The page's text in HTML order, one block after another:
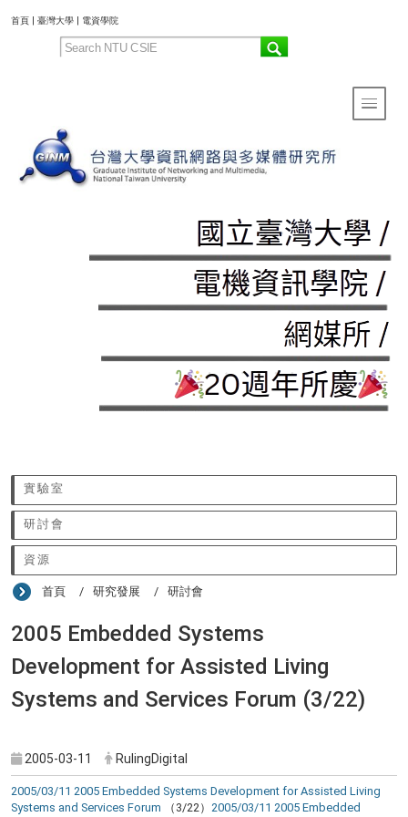
首頁 | 臺灣大學 | 電資學院
實驗室
研討會
資源
首頁 研究發展 研討會
2005 Embedded Systems
Development for Assisted Living
Systems and Services Forum (3/22)
2005-03-11 RulingDigital
2005/03/11 2005 Embedded Systems Development for Assisted Living
Systems and Services Forum （3/22） 2005/03/11 2005 Embedded